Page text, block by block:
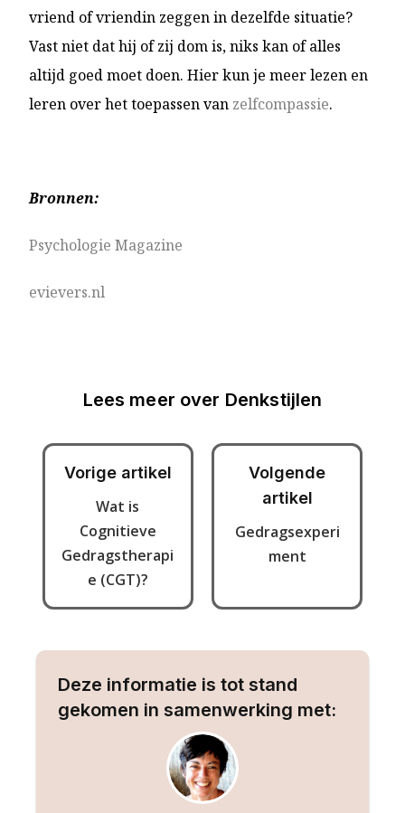
vriend of vriendin zeggen in dezelfde situatie?
Vast niet dat hij of zij dom is, niks kan of alles
altijd goed moet doen. Hier kun je meer lezen en
leren over het toepassen van zelfcompassie.
Bronnen:
Psychologie Magazine
evievers.nl
Lees meer over Denkstijlen
Vorige artikel
Wat is
Cognitieve
Gedragstherapi
e (CGT)?
Volgende
artikel
Gedragsexperi
ment
Deze informatie is tot stand
gekomen in samenwerking met: